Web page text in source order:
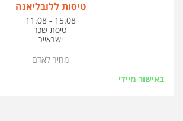
טיסות ללובליאנה
בין
התאריכים,
11.08 - 15.08
טיסת שכר
ישראייר
באישור מיידי
מחיר לאדם